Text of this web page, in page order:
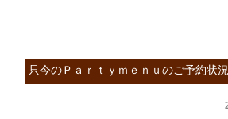
只今のＰａｒｔｙｍｅｎｕのご予約状況